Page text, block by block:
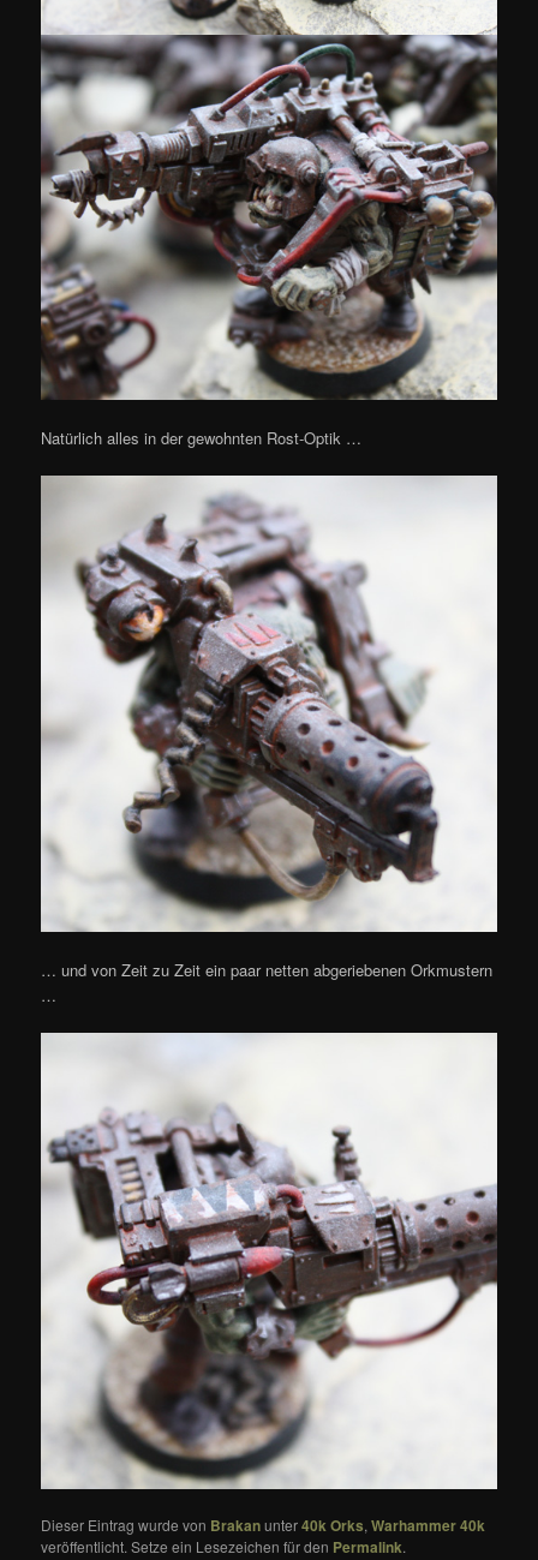
Natürlich alles in der gewohnten Rost-Optik …
… und von Zeit zu Zeit ein paar netten abgeriebenen Orkmustern
…
Dieser Eintrag wurde von Brakanunter40k Orks,Warhammer 40k
veröffentlicht. Setze ein Lesezeichen für den Permalink.